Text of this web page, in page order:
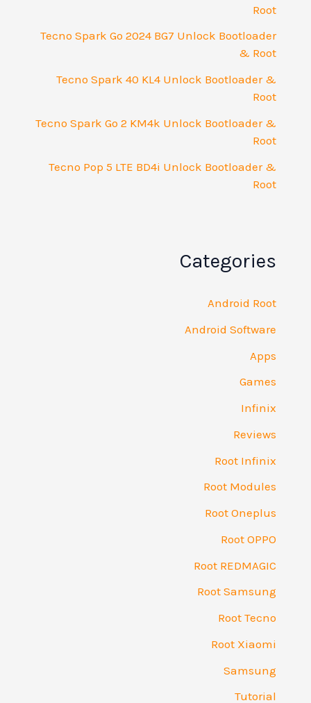
Root
Tecno Spark Go 2024 BG7 Unlock Bootloader
& Root
Tecno Spark 40 KL4 Unlock Bootloader &
Root
Tecno Spark Go 2 KM4k Unlock Bootloader &
Root
Tecno Pop 5 LTE BD4i Unlock Bootloader &
Root
Categories
Android Root
Android Software
Apps
Games
Infinix
Reviews
Root Infinix
Root Modules
Root Oneplus
Root OPPO
Root REDMAGIC
Root Samsung
Root Tecno
Root Xiaomi
Samsung
Tutorial